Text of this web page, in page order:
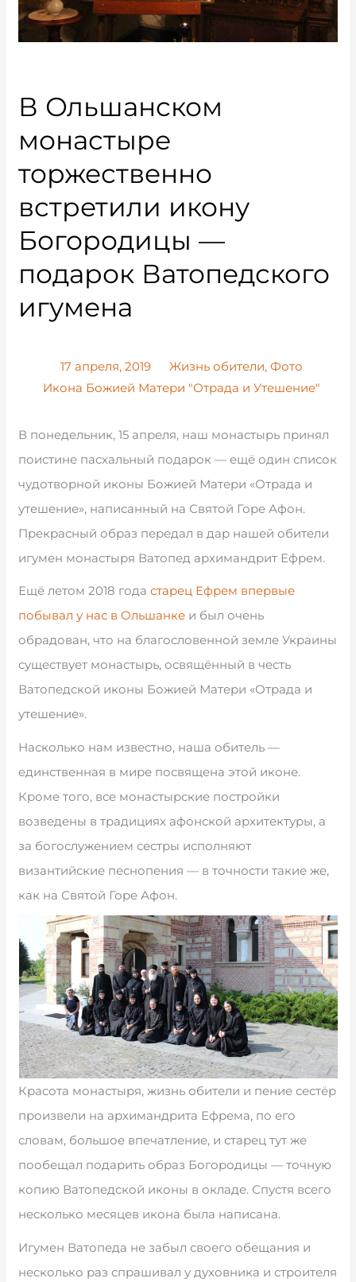
В Ольшанском
монастыре
торжественно
встретили икону
Богородицы —
подарок Ватопедского
игумена
17 апреля, 2019 Жизнь обители, Фото
Икона Божией Матери "Отрада и Утешение"
В понедельник, 15 апреля, наш монастырь принял
поистине пасхальный подарок — ещё один список
чудотворной иконы Божией Матери «Отрада и
утешение», написанный на Святой Горе Афон.
Прекрасный образ передал в дар нашей обители
игумен монастыря Ватопед архимандрит Ефрем.
Ещё летом 2018 годастарец Ефрем впервые
побывал у нас в Ольшанке и был очень
обрадован, что на благословенной земле Украины
существует монастырь, освящённый в честь
Ватопедской иконы Божией Матери «Отрада и
утешение».
Насколько нам известно, наша обитель —
единственная в мире посвящена этой иконе.
Кроме того, все монастырские постройки
возведены в традициях афонской архитектуры, а
за богослужением сестры исполняют
византийские песнопения — в точности такие же,
как на Святой Горе Афон.
Красота монастыря, жизнь обители и пение сестёр
произвели на архимандрита Ефрема, по его
словам, большое впечатление, и старец тут же
пообещал подарить образ Богородицы — точную
копию Ватопедской иконы в окладе. Спустя всего
несколько месяцев икона была написана.
Игумен Ватопеда не забыл своего обещания и
несколько раз спрашивал у духовника и строителя